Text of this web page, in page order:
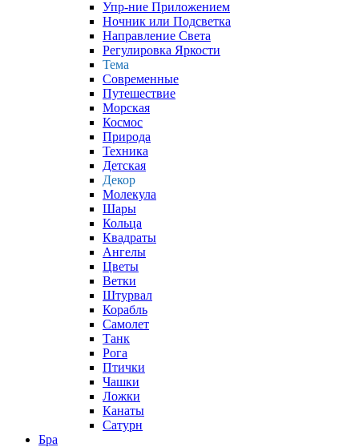
Упр-ние Приложением
Ночник или Подсветка
Направление Света
Регулировка Яркости
Тема
Современные
Путешествие
Морская
Космос
Природа
Техника
Детская
Декор
Молекула
Шары
Кольца
Квадраты
Ангелы
Цветы
Ветки
Штурвал
Корабль
Самолет
Танк
Рога
Птички
Чашки
Ложки
Канаты
Сатурн
Бра